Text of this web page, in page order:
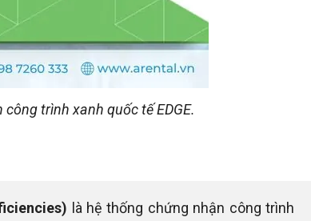
công trình xanh quốc tế EDGE.
là hệ thống chứng nhận công trình